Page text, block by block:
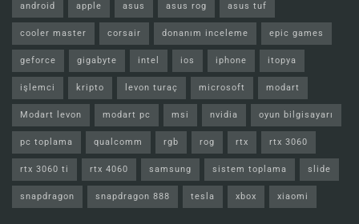
android apple asus asus rog asus tuf
cooler master corsair donanım inceleme epic games
geforce gigabyte intel ios iphone itopya
işlemci kripto levon turaç microsoft modart
Modart levon modart pc msi nvidia oyun bilgisayarı
pc toplama qualcomm rgb rog rtx rtx 3060
rtx 3060 ti rtx 4060 samsung sistem toplama slide
snapdragon snapdragon 888 tesla xbox xiaomi